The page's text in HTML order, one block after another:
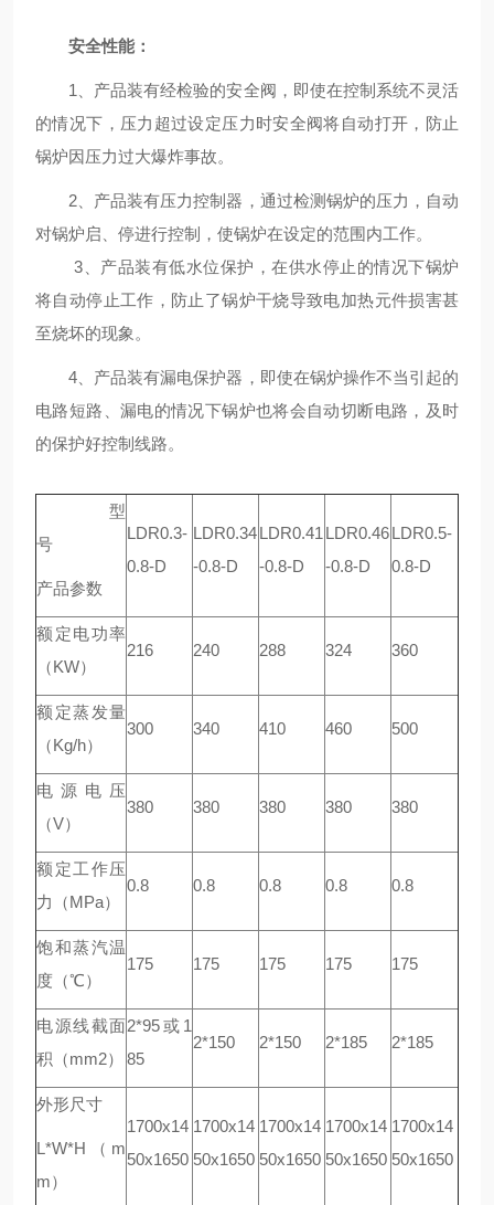
安全性能：
1、产品装有经检验的安全阀，即使在控制系统不灵活
的情况下，压力超过设定压力时安全阀将自动打开，防止
锅炉因压力过大爆炸事故。
2、产品装有压力控制器，通过检测锅炉的压力，自动
对锅炉启、停进行控制，使锅炉在设定的范围内工作。
3、产品装有低水位保护，在供水停止的情况下锅炉
将自动停止工作，防止了锅炉干烧导致电加热元件损害甚
至烧坏的现象。
4、产品装有漏电保护器，即使在锅炉操作不当引起的
电路短路、漏电的情况下锅炉也将会自动切断电路，及时
的保护好控制线路。
型
号
产品参数
LDR0.3-
0.8-D
LDR0.34
-0.8-D
LDR0.41
-0.8-D
LDR0.46
-0.8-D
LDR0.5-
0.8-D
额定电功率
（KW）
216 240 288 324 360
额定蒸发量
（Kg/h）
300 340 410 460 500
电源电压
（V）
380 380 380 380 380
额定工作压
力（MPa）
0.8 0.8 0.8 0.8 0.8
饱和蒸汽温
度（℃）
175 175 175 175 175
电源线截面
积（mm2）
2*95或1
85
2*150 2*150 2*185 2*185
外形尺寸
L*W*H（m
m）
1700x14
50x1650
1700x14
50x1650
1700x14
50x1650
1700x14
50x1650
1700x14
50x1650